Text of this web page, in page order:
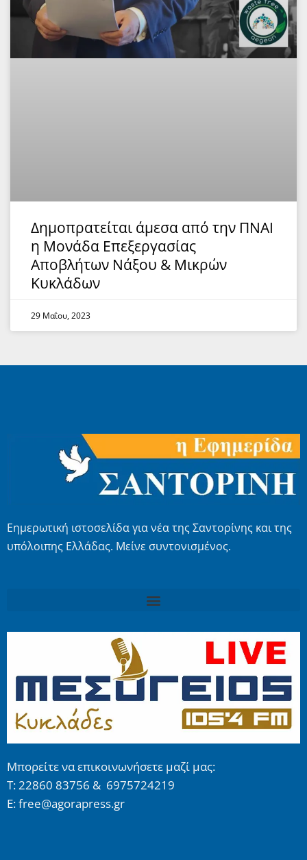
Δημοπρατείται άμεσα από την ΠΝΑΙ
η Μονάδα Επεξεργασίας
Αποβλήτων Νάξου & Μικρών
Κυκλάδων
29 Μαΐου, 2023
Εημερωτική ιστοσελίδα για νέα της Σαντορίνης και της
υπόλοιπης Ελλάδας. Μείνε συντονισμένος.
Μπορείτε να επικοινωνήσετε μαζί μας:
Τ: 22860 83756 & 6975724219
E: free@agorapress.gr